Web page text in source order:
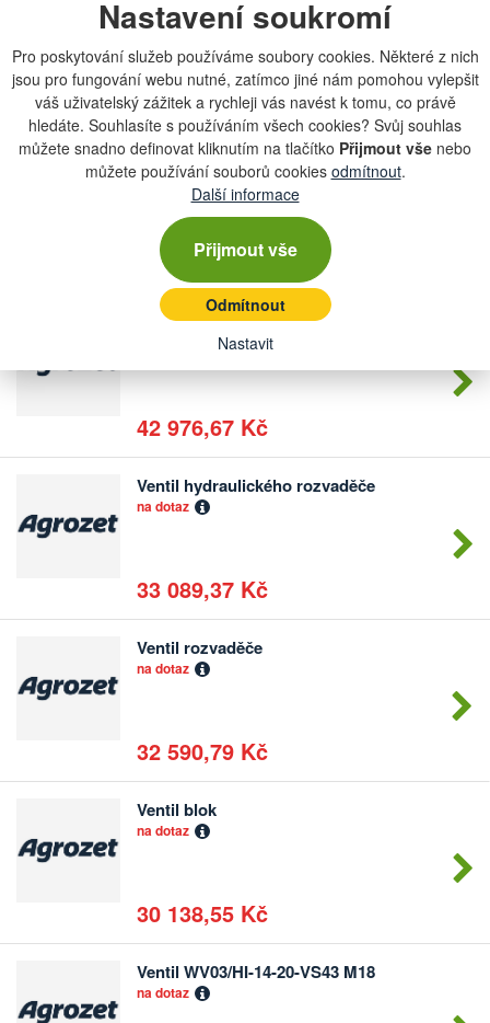
Nastavení soukromí
Pro poskytování služeb používáme soubory cookies. Některé z nich
jsou pro fungování webu nutné, zatímco jiné nám pomohou vylepšit
váš uživatelský zážitek a rychleji vás navést k tomu, co právě
hledáte. Souhlasíte s používáním všech cookies? Svůj souhlas
můžete snadno definovat kliknutím na tlačítko Přijmout vše nebo
můžete používání souborů cookies odmítnout.
Další informace
Přijmout vše
Odmítnout
Nastavit
na dotaz
47 805,68 Kč
Počet
kusů
Ovládací blok HPS II A
na dotaz
44 313,24 Kč
Počet
kusů
Ventil hydraulického rozvaděče
42 976,67 Kč
Počet
kusů
Ventil hydraulického rozvaděče
na dotaz
33 089,37 Kč
Počet
kusů
Ventil rozvaděče
na dotaz
32 590,79 Kč
Počet
kusů
Ventil blok
na dotaz
30 138,55 Kč
Počet
kusů
Ventil WV03/HI-14-20-VS43 M18
na dotaz Počet
kusů